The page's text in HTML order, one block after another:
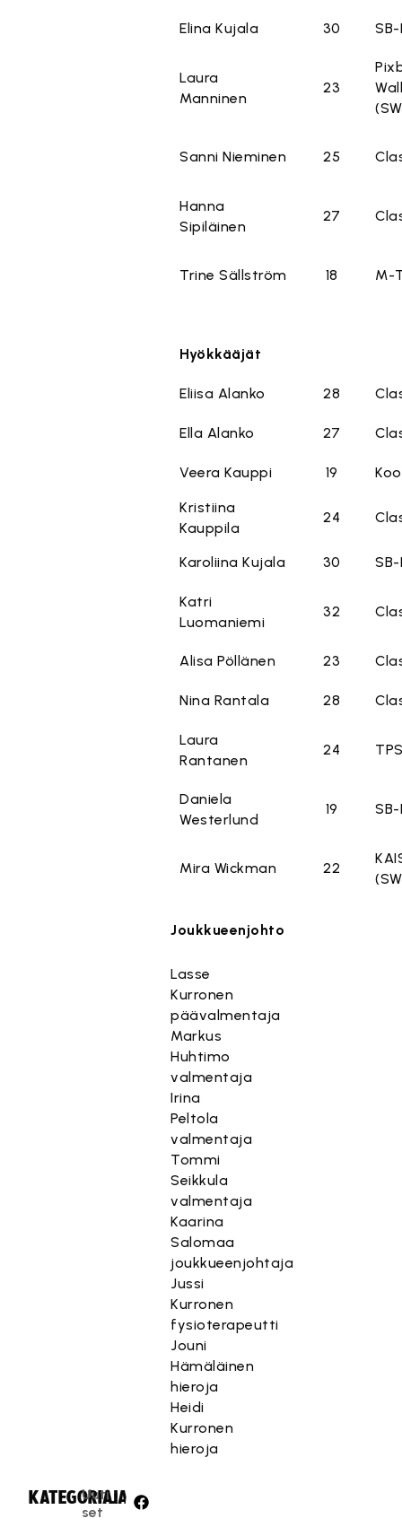
Elina Kujala 30
Laura
Manninen
23
Sanni Nieminen 25
Hanna
Sipiläinen
27
Trine Sällström 18 M-
Hyökkääjät
Eliisa Alanko 28
Ella Alanko 27
Veera Kauppi 19
Kristiina
Kauppila
24
Karoliina Kujala 30
Katri
Luomaniemi
32
Alisa Pöllänen 23
Nina Rantala 28
Laura
Rantanen
24
Daniela
Westerlund
19
Mira Wickman 22
Joukkueenjohto
Lasse
Kurronen
päävalmentaja
Markus
Huhtimo
valmentaja
Irina
Peltola
valmentaja
Tommi
Seikkula
valmentaja
Kaarina
Salomaa
joukkueenjohtaja
Jussi
Kurronen
fysioterapeutti
Jouni
Hämäläinen
hieroja
Heidi
Kurronen
hieroja
KATEGORIA:
Uuti
set
JAA: